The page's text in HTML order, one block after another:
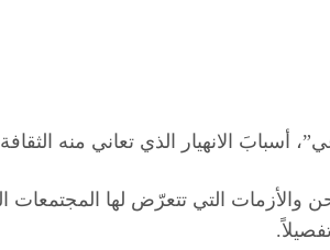
أسبابَ الانهيار الذي تعاني منه
والأزمات التي تتعرّض لها